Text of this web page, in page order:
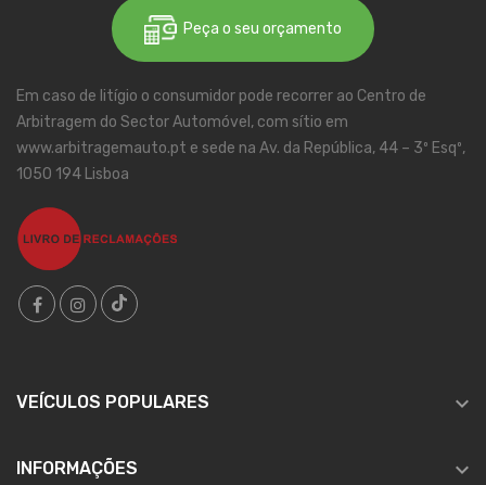
Peça o seu orçamento
Em caso de litígio o consumidor pode recorrer ao Centro de
Arbitragem do Sector Automóvel, com sítio em
www.arbitragemauto.pt e sede na Av. da República, 44 – 3º Esqº,
1050 194 Lisboa
VEÍCULOS POPULARES 
INFORMAÇÕES 